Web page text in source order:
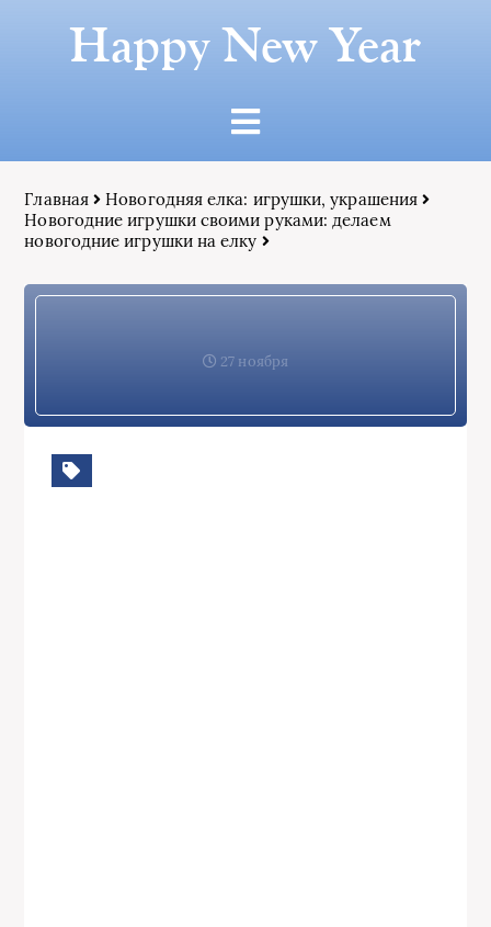
Happy New Year
Главная
Новогодняя елка: игрушки, украшения
Новогодние игрушки своими руками: делаем
новогодние игрушки на елку
27 ноября